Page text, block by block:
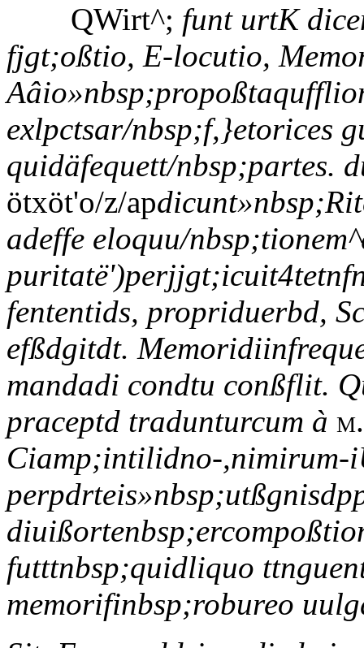
QWirt^; funt urtK
fjgt;oßtio, E-locutio,
exlpctsar/nbsp;f,}etorices
quidäfequett/nbsp;partes.
ötxöt'o/z/ap
adeffe eloquu/
fententids, propriduerbd,
efßdgitdt.
mandadi condtu conßflit.
praceptd tradunturcum à
Ciamp;intilidno-,nimirum-
futttnbsp;quidliquo
memorifinbsp;robureo